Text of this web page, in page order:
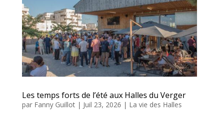
Les temps forts de l’été aux Halles du Verger
par Fanny Guillot| Juil 23, 2026 | La vie des Halles